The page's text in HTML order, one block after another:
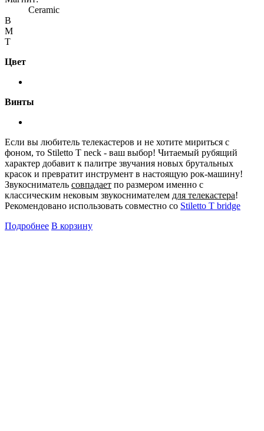
Ceramic
B
M
T
Цвет
Винты
Если вы любитель телекастеров и не хотите мириться с
фоном, то Stiletto T neck - ваш выбор! Читаемый рубящий
характер добавит к палитре звучания новых брутальных
красок и превратит инструмент в настоящую рок-машину!
Звукосниматель совпадает по размером именно с
классическим нековым звукоснимателем для телекастера!
Рекомендовано использовать совместно со Stiletto T bridge
Подробнее В корзину